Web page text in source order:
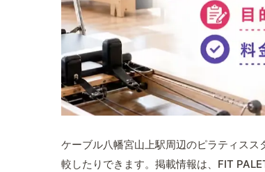
ケーブル八幡宮山上駅周辺のピラティス
較したりできます。掲載情報は、FIT